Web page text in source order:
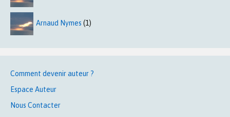
Arnaud Nymes (1)
Comment devenir auteur ?
Espace Auteur
Nous Contacter